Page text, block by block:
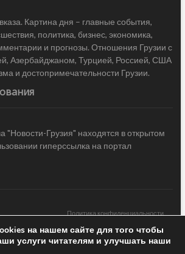
Картина дня – главные события,
политика, бизнес, экономика,
и прогнозы. Отношения Грузии с
Азербайджаном, Турцией, Россией, США
и достопримечательности Грузии.
"Новости-Грузия" находятся в открытом
гиперссылка на портал
Политика конфиденциальности
Sea Press LTD © 2020 All Rights Reserved /
на нашем сайте для того чтобы
услуги читателям и улучшать наши